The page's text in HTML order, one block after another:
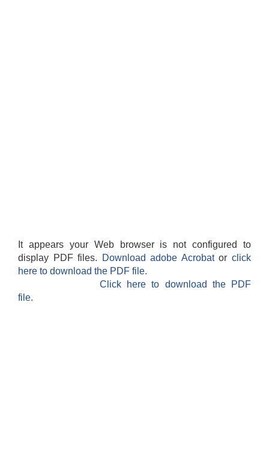
It appears your Web browser is not configured to
display PDF files.
Download adobe Acrobatorclick
here to download the PDF file.
Click here to download the PDF
file.